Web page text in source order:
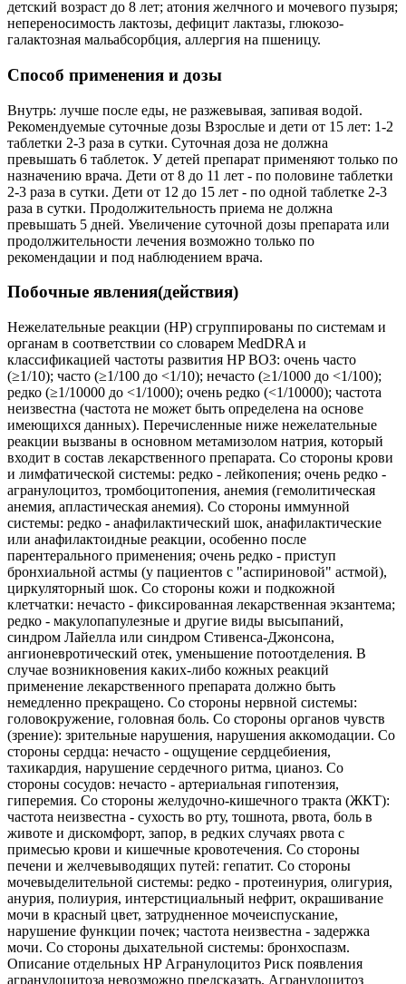
детский возраст до 8 лет; атония желчного и мочевого пузыря;
непереносимость лактозы, дефицит лактазы, глюкозо-
галактозная мальабсорбция, аллергия на пшеницу.
Способ применения и дозы
Внутрь: лучше после еды, не разжевывая, запивая водой.
Рекомендуемые суточные дозы Взрослые и дети от 15 лет: 1-2
таблетки 2-3 раза в сутки. Суточная доза не должна
превышать 6 таблеток. У детей препарат применяют только по
назначению врача. Дети от 8 до 11 лет - по половине таблетки
2-3 раза в сутки. Дети от 12 до 15 лет - по одной таблетке 2-3
раза в сутки. Продолжительность приема не должна
превышать 5 дней. Увеличение суточной дозы препарата или
продолжительности лечения возможно только по
рекомендации и под наблюдением врача.
Побочные явления(действия)
Нежелательные реакции (HP) сгруппированы по системам и
органам в соответствии со словарем MedDRA и
классификацией частоты развития HP ВОЗ: очень часто
(≥1/10); часто (≥1/100 до <1/10); нечасто (≥1/1000 до <1/100);
редко (≥1/10000 до <1/1000); очень редко (<1/10000); частота
неизвестна (частота не может быть определена на основе
имеющихся данных). Перечисленные ниже нежелательные
реакции вызваны в основном метамизолом натрия, который
входит в состав лекарственного препарата. Со стороны крови
и лимфатической системы: редко - лейкопения; очень редко -
агранулоцитоз, тромбоцитопения, анемия (гемолитическая
анемия, апластическая анемия). Со стороны иммунной
системы: редко - анафилактический шок, анафилактические
или анафилактоидные реакции, особенно после
парентерального применения; очень редко - приступ
бронхиальной астмы (у пациентов с "аспириновой" астмой),
циркуляторный шок. Со стороны кожи и подкожной
клетчатки: нечасто - фиксированная лекарственная экзантема;
редко - макулопапулезные и другие виды высыпаний,
синдром Лайелла или синдром Стивенса-Джонсона,
ангионевротический отек, уменьшение потоотделения. В
случае возникновения каких-либо кожных реакций
применение лекарственного препарата должно быть
немедленно прекращено. Со стороны нервной системы:
головокружение, головная боль. Со стороны органов чувств
(зрение): зрительные нарушения, нарушения аккомодации. Со
стороны сердца: нечасто - ощущение сердцебиения,
тахикардия, нарушение сердечного ритма, цианоз. Со
стороны сосудов: нечасто - артериальная гипотензия,
гиперемия. Со стороны желудочно-кишечного тракта (ЖКТ):
частота неизвестна - сухость во рту, тошнота, рвота, боль в
животе и дискомфорт, запор, в редких случаях рвота с
примесью крови и кишечные кровотечения. Со стороны
печени и желчевыводящих путей: гепатит. Со стороны
мочевыделительной системы: редко - протеинурия, олигурия,
анурия, полиурия, интерстициальный нефрит, окрашивание
мочи в красный цвет, затрудненное мочеиспускание,
нарушение функции почек; частота неизвестна - задержка
мочи. Со стороны дыхательной системы: бронхоспазм.
Описание отдельных HP Агранулоцитоз Риск появления
агранулоцитоза невозможно предсказать. Агранулоцитоз